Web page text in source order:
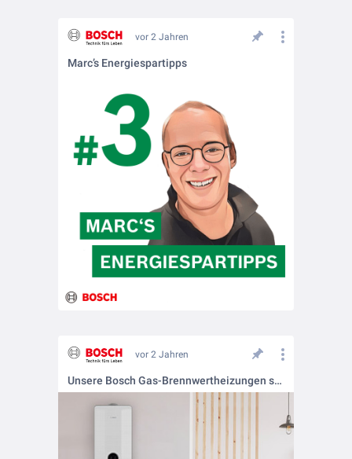
vor 2 Jahren
Marc’s Energiespartipps
vor 2 Jahren
Unsere Bosch Gas-Brennwertheizungen sind Hybrid Ready